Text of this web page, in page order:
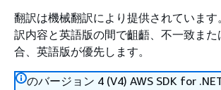
翻訳は機械翻訳により提供されていま
訳内容と英語版の間で齟齬、不一致ま
合、英語版が優先します。
のバージョン 4 (V4) AWS SDK for